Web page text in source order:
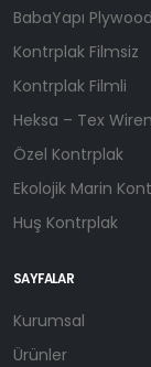
BabaYapı Plywood
Kontrplak Filmsiz
Kontrplak Filmli
Heksa – Tex
Özel Kontrplak
Ekolojik Marin
Huş Kontrplak
SAYFALAR
Kurumsal
Ürünler